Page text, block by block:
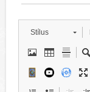
Stílus